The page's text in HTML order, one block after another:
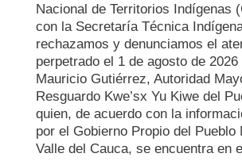
Nacional de Territorios Indígenas
con la Secretaría Técnica
rechazamos y denunciamos el
perpetrado el 1 de agosto de
Mauricio Gutiérrez, Autoridad
Resguardo Kwe’sx Yu Kiwe del
quien, de acuerdo con la
por el Gobierno Propio del Pueblo
Valle del Cauca, se encuentra en